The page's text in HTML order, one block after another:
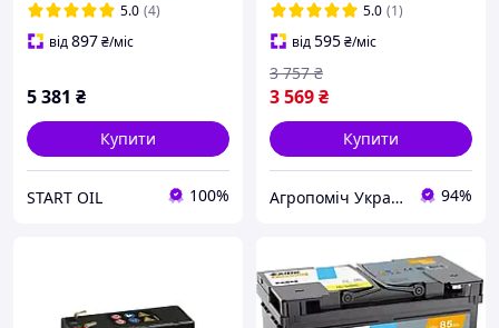
5.0 (4)
від897₴/міс
5 381 ₴
Купити
START OIL 100%
5.0 (1)
від595₴/міс
3 569₴
3 757 ₴
Купити
Агропоміч Україна 94%